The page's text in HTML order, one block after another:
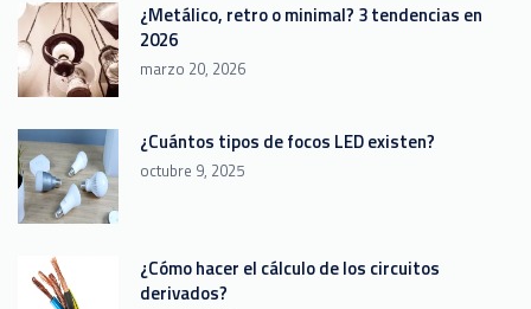
¿Metálico, retro o minimal? 3 tendencias en
2026
marzo 20, 2026
¿Cuántos tipos de focos LED existen?
octubre 9, 2025
¿Cómo hacer el cálculo de los circuitos
derivados?